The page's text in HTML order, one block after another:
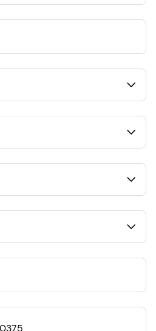
Francisco, California, US